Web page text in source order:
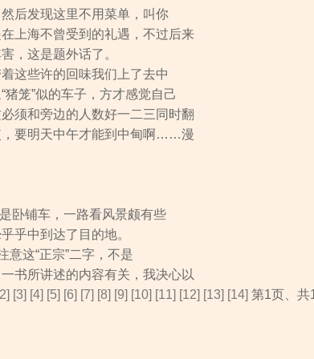
后发现这里不用菜单，叫你
上海不曾受到的礼遇，不过后来
，这是题外话了。
这些许的回味我们上了去中
笼”似的车子，方才感觉自己
须和旁边的人数好一二三同时翻
，要明天中午才能到中甸啊……漫
卧铺车，一路看风景颇有些
乎中到达了目的地。
意这“正宗”二字，不是
书所讲述的内容有关，我决心以
[3] [4] [5] [6] [7] [8] [9] [10] [11] [12] [13] [14] 第1页、共